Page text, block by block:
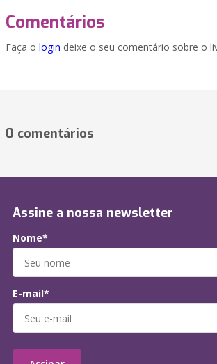
Comentários
Faça o login deixe o seu comentário sobre o
0 comentários
Assine a nossa newsletter
Nome*
E-mail*